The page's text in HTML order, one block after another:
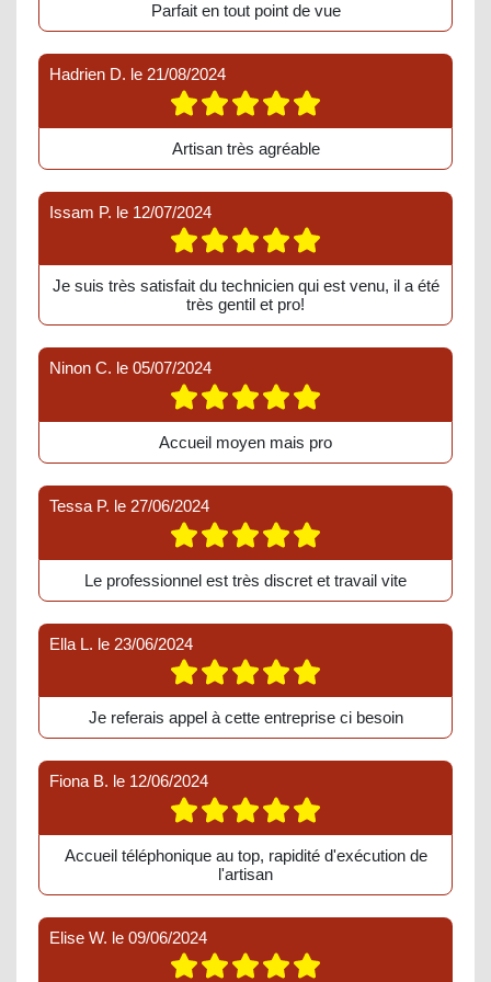
Parfait en tout point de vue
Hadrien D. le 21/08/2024
Artisan très agréable
Issam P. le 12/07/2024
Je suis très satisfait du technicien qui est venu, il a été
très gentil et pro!
Ninon C. le 05/07/2024
Accueil moyen mais pro
Tessa P. le 27/06/2024
Le professionnel est très discret et travail vite
Ella L. le 23/06/2024
Je referais appel à cette entreprise ci besoin
Fiona B. le 12/06/2024
Accueil téléphonique au top, rapidité d'exécution de
l'artisan
Elise W. le 09/06/2024